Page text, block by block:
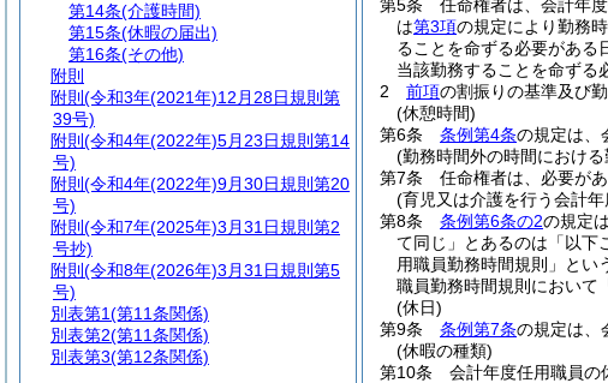
第5条
任命権者は、会計年
は第3項の規定により勤務
ることを命ずる必要がある
当該勤務することを命ずる
2
前項の割振りの基準及び
(休憩時間)
第6条
条例第4条の規定は、
(勤務時間外の時間における
第7条
任命権者は、必要が
(育児又は介護を行う会計
第8条
条例第6条の2の規定
て同じ」とあるのは「以下
用職員勤務時間規則」とい
職員勤務時間規則において
(休日)
第9条
条例第7条の規定は、
(休暇の種類)
第10条
会計年度任用職員の
第14条(介護時間)
第15条(休暇の届出)
第16条(その他)
附則
附則 (令和3年(2021年)12月28日規則第
39号)
附則 (令和4年(2022年)5月23日規則第14
号)
附則 (令和4年(2022年)9月30日規則第20
号)
附則 (令和7年(2025年)3月31日規則第2
号抄)
附則 (令和8年(2026年)3月31日規則第5
号)
別表第1(第11条関係)
別表第2(第11条関係)
別表第3(第12条関係)